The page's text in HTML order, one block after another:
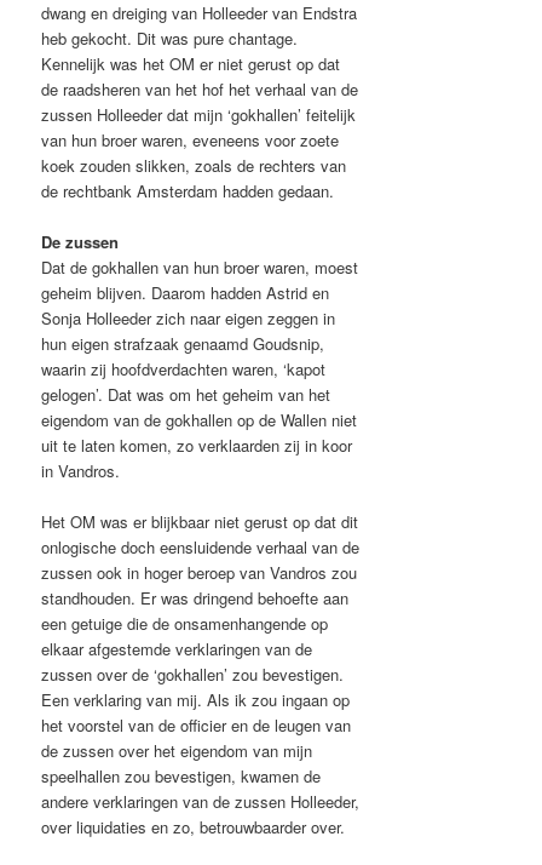
dwang en dreiging van Holleeder van Endstra
heb gekocht. Dit was pure chantage.
Kennelijk was het OM er niet gerust op dat
de raadsheren van het hof het verhaal van de
zussen Holleeder dat mijn ‘gokhallen’ feitelijk
van hun broer waren, eveneens voor zoete
koek zouden slikken, zoals de rechters van
de rechtbank Amsterdam hadden gedaan.
De zussen
Dat de gokhallen van hun broer waren, moest
geheim blijven. Daarom hadden Astrid en
Sonja Holleeder zich naar eigen zeggen in
hun eigen strafzaak genaamd Goudsnip,
waarin zij hoofdverdachten waren, ‘kapot
gelogen’. Dat was om het geheim van het
eigendom van de gokhallen op de Wallen niet
uit te laten komen, zo verklaarden zij in koor
in Vandros.
Het OM was er blijkbaar niet gerust op dat dit
onlogische doch eensluidende verhaal van de
zussen ook in hoger beroep van Vandros zou
standhouden. Er was dringend behoefte aan
een getuige die de onsamenhangende op
elkaar afgestemde verklaringen van de
zussen over de ‘gokhallen’ zou bevestigen.
Een verklaring van mij. Als ik zou ingaan op
het voorstel van de officier en de leugen van
de zussen over het eigendom van mijn
speelhallen zou bevestigen, kwamen de
andere verklaringen van de zussen Holleeder,
over liquidaties en zo, betrouwbaarder over.